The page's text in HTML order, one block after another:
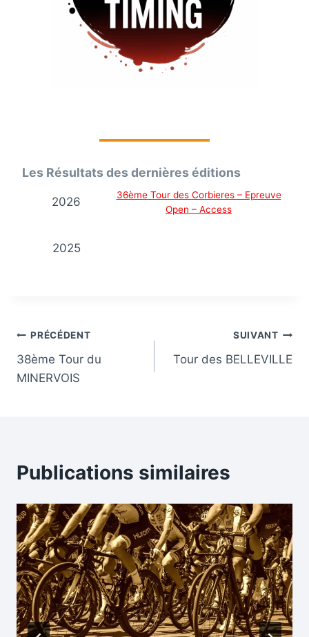
Les Résultats des dernières éditions
2026
36ème Tour des Corbieres – Epreuve
Open – Access
2025
Navigation
de
PRÉCÉDENT
38ème Tour du
MINERVOIS
SUIVANT
Tour des BELLEVILLE
Publications similaires